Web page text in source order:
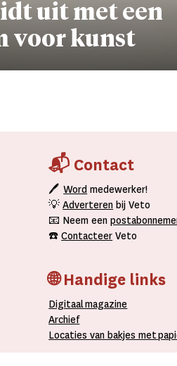
uit met een
voor kunst
📬 Contact
🖊Word medewerker!
💡Adverteren bij Veto
📧 Neem een
☎️Contacteer Veto
🌐 Handige links
Digitaalmagazine
Archief
Locaties van bakjes met